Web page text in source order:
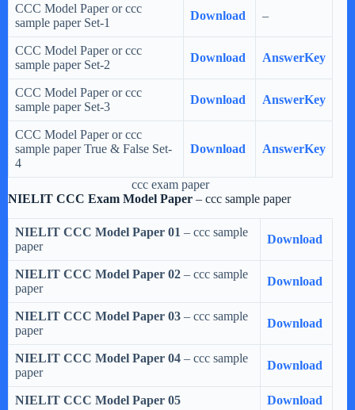
CCC Model Paper or ccc
sample paper Set-1
Download –
CCC Model Paper or ccc
sample paper Set-2
Download AnswerKey
CCC Model Paper or ccc
sample paper Set-3
Download AnswerKey
CCC Model Paper or ccc
sample paper True & False Set-
4
Download AnswerKey
ccc exam paper
NIELIT CCC Exam Model Paper – ccc sample paper
NIELIT CCC Model Paper 01 – ccc sample
paper
Download
NIELIT CCC Model Paper 02 – ccc sample
paper
Download
NIELIT CCC Model Paper 03 – ccc sample
paper
Download
NIELIT CCC Model Paper 04 – ccc sample
paper
Download
NIELIT CCC Model Paper 05 Download